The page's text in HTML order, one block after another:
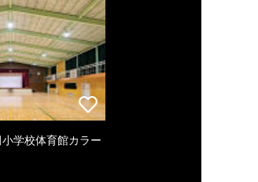
学校体育館カラー